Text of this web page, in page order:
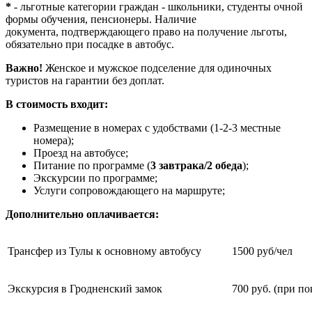
* - льготные категории граждан - школьники, cтуденты очной
формы обучения, пенсионеры. Наличие
документа, подтверждающего право на получение льготы,
обязательно при посадке в автобус.
Важно! Женское и мужское подселение для одиночных
туристов на гарантии без доплат.
В стоимость входит:
Размещение в номерах с удобствами (1-2-3 местные
номера);
Проезд на автобусе;
Питание по программе (3 завтрака/2 обеда);
Экскурсии по программе;
Услуги сопровождающего на маршруте;
Дополнительно оплачивается:
Трансфер из Тулы к основному автобусу 1500 руб/чел
Экскурсия в Гродненский замок 700 руб. (при